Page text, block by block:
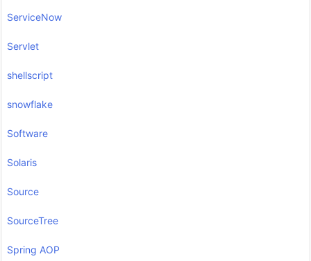
ServiceNow
Servlet
shellscript
snowflake
Software
Solaris
Source
SourceTree
Spring AOP